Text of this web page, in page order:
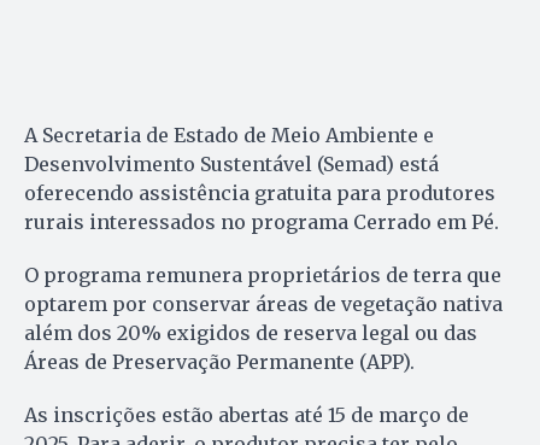
A Secretaria de Estado de Meio Ambiente e
Desenvolvimento Sustentável (Semad) está
oferecendo assistência gratuita para produtores
rurais interessados no programa Cerrado em Pé.
O programa remunera proprietários de terra que
optarem por conservar áreas de vegetação nativa
além dos 20% exigidos de reserva legal ou das
Áreas de Preservação Permanente (APP).
As inscrições estão abertas até 15 de março de